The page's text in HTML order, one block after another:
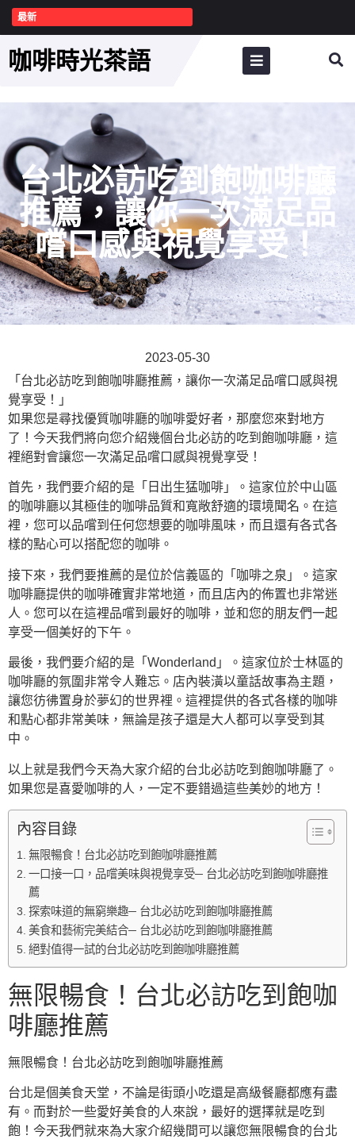
最新
咖啡時光茶語
台北必訪吃到飽咖啡廳
推薦，讓你一次滿足品
嚐口感與視覺享受！
2023-05-30
「台北必訪吃到飽咖啡廳推薦，讓你一次滿足品嚐口感與視
覺享受！」
如果您是尋找優質咖啡廳的咖啡愛好者，那麼您來對地方
了！今天我們將向您介紹幾個台北必訪的吃到飽咖啡廳，這
裡絕對會讓您一次滿足品嚐口感與視覺享受！
首先，我們要介紹的是「日出生猛咖啡」。這家位於中山區
的咖啡廳以其極佳的咖啡品質和寬敞舒適的環境聞名。在這
裡，您可以品嚐到任何您想要的咖啡風味，而且還有各式各
樣的點心可以搭配您的咖啡。
接下來，我們要推薦的是位於信義區的「咖啡之泉」。這家
咖啡廳提供的咖啡確實非常地道，而且店內的佈置也非常迷
人。您可以在這裡品嚐到最好的咖啡，並和您的朋友們一起
享受一個美好的下午。
最後，我們要介紹的是「Wonderland」。這家位於士林區的
咖啡廳的氛圍非常令人難忘。店內裝潢以童話故事為主題，
讓您彷彿置身於夢幻的世界裡。這裡提供的各式各樣的咖啡
和點心都非常美味，無論是孩子還是大人都可以享受到其
中。
以上就是我們今天為大家介紹的台北必訪吃到飽咖啡廳了。
如果您是喜愛咖啡的人，一定不要錯過這些美妙的地方！
內容目錄
無限暢食！台北必訪吃到飽咖啡廳推薦
一口接一口，品嚐美味與視覺享受─ 台北必訪吃到飽咖啡廳推
薦
探索味道的無窮樂趣─ 台北必訪吃到飽咖啡廳推薦
美食和藝術完美結合─ 台北必訪吃到飽咖啡廳推薦
絕對值得一試的台北必訪吃到飽咖啡廳推薦
無限暢食！台北必訪吃到飽咖
啡廳推薦
無限暢食！台北必訪吃到飽咖啡廳推薦
台北是個美食天堂，不論是街頭小吃還是高級餐廳都應有盡
有。而對於一些愛好美食的人來說，最好的選擇就是吃到
飽！今天我們就來為大家介紹幾間可以讓您無限暢食的台北